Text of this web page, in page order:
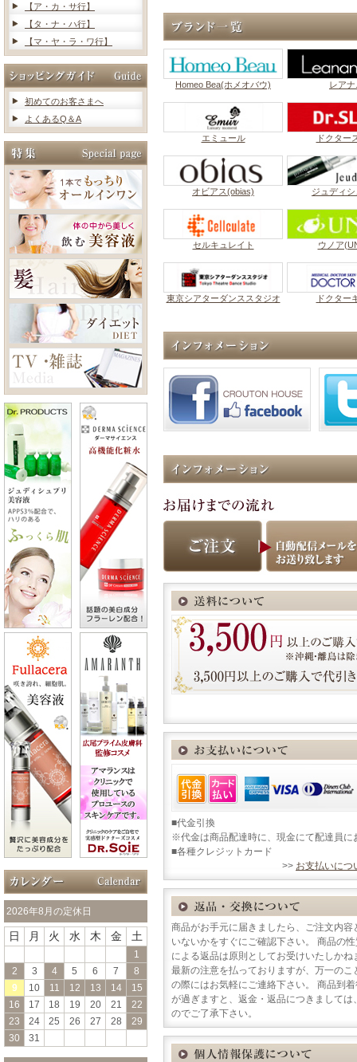
【ア・カ・サ行】
【タ・ナ・ハ行】
【マ・ヤ・ラ・ワ行】
初めてのお客さまへ
よくあるQ＆A
2026年8月の定休日
日 月 火 水 木 金 土
1
2
3 4 5 6 7
8
9
10 11 12 13 14
15
16
17 18 19 20 21
22
23
24 25 26 27 28
29
30
31
Homeo Bea(ホメオバウ) レアナ
エミュール ドクター
オビアス(obias) ジュディ
セルキュレイト ウノア
東京シアターダンススタジオ ドクター
■代金引換
※代金は商品配達時に、現金にて配達員に
■各種クレジットカード
>> お支払いにつ
商品がお手元に届きましたら、ご注文内
いないかをすぐにご確認下さい。 商品の
による返品は原則としてお受けいたしか
最新の注意を払っておりますが、万一の
の際にはお気軽にご連絡下さい。 商品到
が過ぎますと、返金・返品につきまして
のでご了承下さい。